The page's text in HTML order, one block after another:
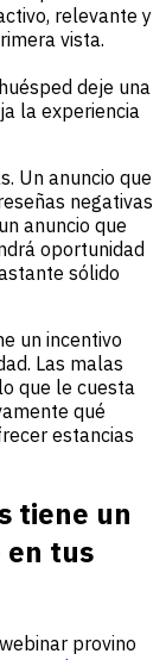
relevante y
vista.
deje una
la experiencia
Un anuncio que
negativas
anuncio que
oportunidad
sólido
un incentivo
Las malas
que le cuesta
qué
estancias
tiene un
tus
provino